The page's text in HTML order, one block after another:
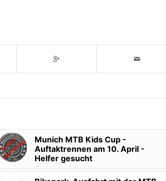
Munich MTB Kids Cup -
Auftaktrennen am 10. April -
Helfer gesucht